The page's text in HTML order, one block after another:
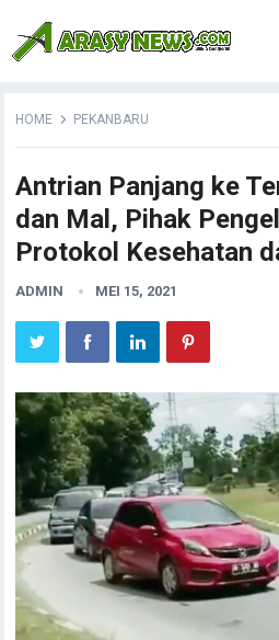
HOME PEKANBARU
Antrian Panjang ke
dan Mal, Pihak
Protokol Kesehatan
ADMIN MEI 15, 2021